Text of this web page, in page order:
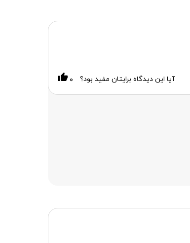
آیا این دیدگاه برایتان مفید بود؟ ۰